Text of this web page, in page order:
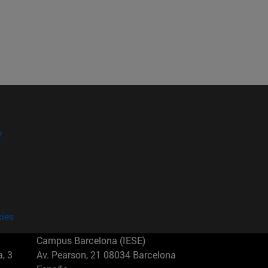
3
Campus Barcelona (IESE)
Av. Pearson, 21 08034 Barcelona